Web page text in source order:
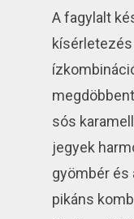
A fagylalt
kísérletezés
sós
jegyek
gyömbér és
pikáns